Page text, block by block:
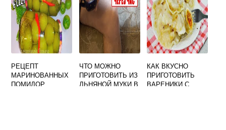
РЕЦЕПТ
МАРИНОВАННЫХ
ПОМИДОР
ЧТО МОЖНО
ПРИГОТОВИТЬ ИЗ
ЛЬНЯНОЙ МУКИ В
КАК ВКУСНО
ПРИГОТОВИТЬ
ВАРЕНИКИ С